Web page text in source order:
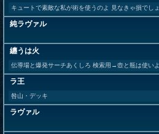
キュートで素敵な私が術を使うのよ 見なきゃ損でし
純ラヴァル
纏うは火
伝導場と爆発サーチあくしろ 検索用→壺と瓶は使い
ラ王
咎山・デッキ
ラヴァル